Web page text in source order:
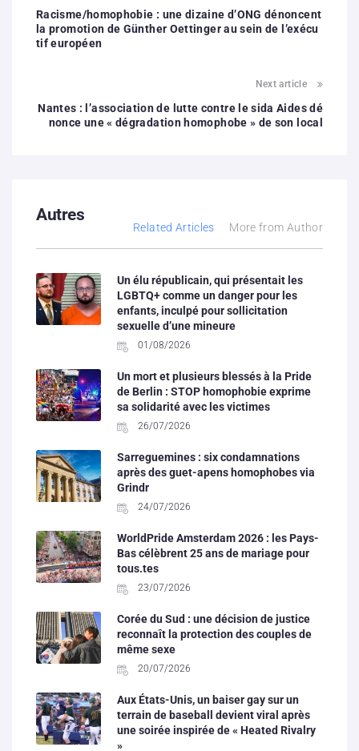
Racisme/homophobie : une dizaine d’ONG dénoncent
la promotion de Günther Oettinger au sein de l’exécu
tif européen
Next article
Nantes : l’association de lutte contre le sida Aides dé
nonce une « dégradation homophobe » de son local
Autres
Related Articles More from Author
Un élu républicain, qui présentait les
LGBTQ+ comme un danger pour les
enfants, inculpé pour sollicitation
sexuelle d’une mineure
01/08/2026
Un mort et plusieurs blessés à la Pride
de Berlin : STOP homophobie exprime
sa solidarité avec les victimes
26/07/2026
Sarreguemines : six condamnations
après des guet-apens homophobes via
Grindr
24/07/2026
WorldPride Amsterdam 2026 : les Pays-
Bas célèbrent 25 ans de mariage pour
tous.tes
23/07/2026
Corée du Sud : une décision de justice
reconnaît la protection des couples de
même sexe
20/07/2026
Aux États-Unis, un baiser gay sur un
terrain de baseball devient viral après
une soirée inspirée de « Heated Rivalry
»